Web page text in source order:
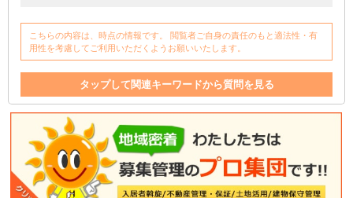
こちらの内容は、時点の情報です。 閲覧者ご自身の責任のもと適法性・有
用性を考慮してご利用いただくようお願いいたします。
タップして関連キーワードから質問を見る
管理 不動産 入居者 家 家賃 入居
不動産管理
原状回復
自殺 賃料 管理会社